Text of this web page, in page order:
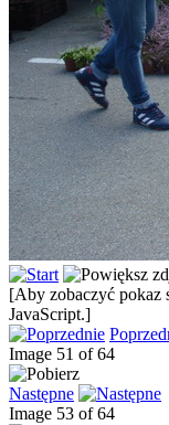
[Aby zobaczyć pokaz
JavaScript.]
Image 51 of 64
Następne
Image 53 of 64